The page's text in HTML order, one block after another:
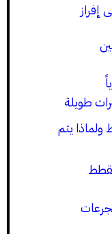
إفراز
طويلة
يتم